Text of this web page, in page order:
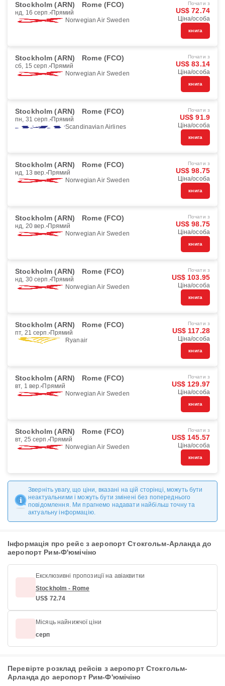
Stockholm (ARN) Rome (FCO)
нд, 16 серп. Прямий
Norwegian Air Sweden
Почати з
US$ 72.74
Ціна/особа
книга
Stockholm (ARN) Rome (FCO)
сб, 15 серп. Прямий
Norwegian Air Sweden
Почати з
US$ 83.14
Ціна/особа
книга
Stockholm (ARN) Rome (FCO)
пн, 31 серп. Прямий
Scandinavian Airlines
Почати з
US$ 91.9
Ціна/особа
книга
Stockholm (ARN) Rome (FCO)
нд, 13 вер. Прямий
Norwegian Air Sweden
Почати з
US$ 98.75
Ціна/особа
книга
Stockholm (ARN) Rome (FCO)
нд, 20 вер. Прямий
Norwegian Air Sweden
Почати з
US$ 98.75
Ціна/особа
книга
Stockholm (ARN) Rome (FCO)
нд, 30 серп. Прямий
Norwegian Air Sweden
Почати з
US$ 103.95
Ціна/особа
книга
Stockholm (ARN) Rome (FCO)
пт, 21 серп. Прямий
Ryanair
Почати з
US$ 117.28
Ціна/особа
книга
Stockholm (ARN) Rome (FCO)
вт, 1 вер. Прямий
Norwegian Air Sweden
Почати з
US$ 129.97
Ціна/особа
книга
Stockholm (ARN) Rome (FCO)
вт, 25 серп. Прямий
Norwegian Air Sweden
Почати з
US$ 145.57
Ціна/особа
книга
Зверніть увагу, що ціни, вказані на цій сторінці, можуть бути
неактуальними і можуть бути змінені без попереднього
повідомлення. Ми прагнемо надавати найбільш точну та
актуальну інформацію.
Інформація про рейс з аеропорт Стокгольм-Арланда до
аеропорт Рим-Ф'юмічіно
Ексклюзивні пропозиції на авіаквитки
Stockholm - Rome
US$ 72.74
Місяць найнижчої ціни
серп
Перевірте розклад рейсів з аеропорт Стокгольм-
Арланда до аеропорт Рим-Ф'юмічіно